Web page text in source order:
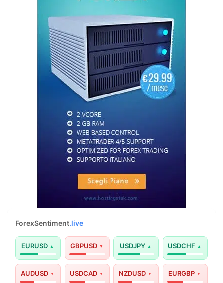
ForexSentiment.live
EURUSD GBPUSD USDJPY USDCHF
AUDUSD USDCAD NZDUSD EURGBP